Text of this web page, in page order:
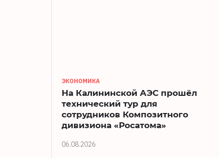
ЭКОНОМИКА
На Калининской АЭС прошёл
технический тур для
сотрудников Композитного
дивизиона «Росатома»
06.08.2026